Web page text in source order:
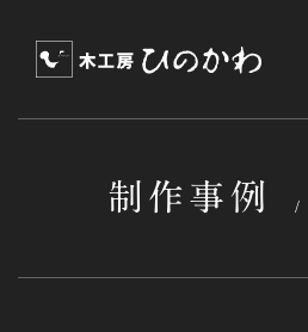
制作事例